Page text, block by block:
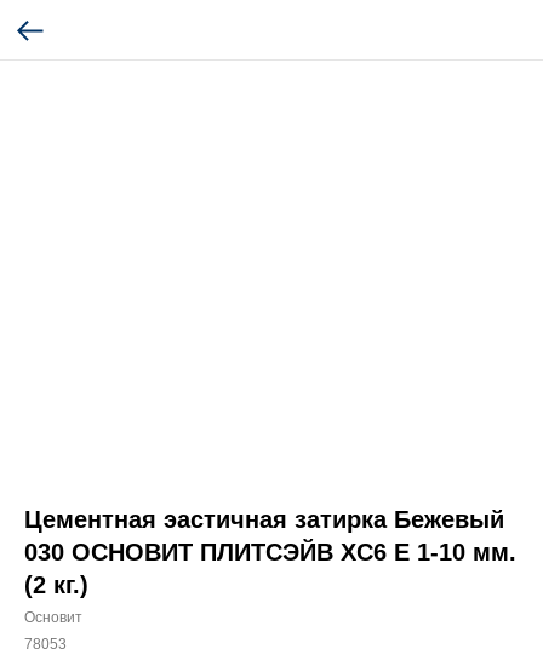
Цементная эастичная затирка Бежевый
030 ОСНОВИТ ПЛИТСЭЙВ XC6 E 1-10 мм.
(2 кг.)
Основит
78053